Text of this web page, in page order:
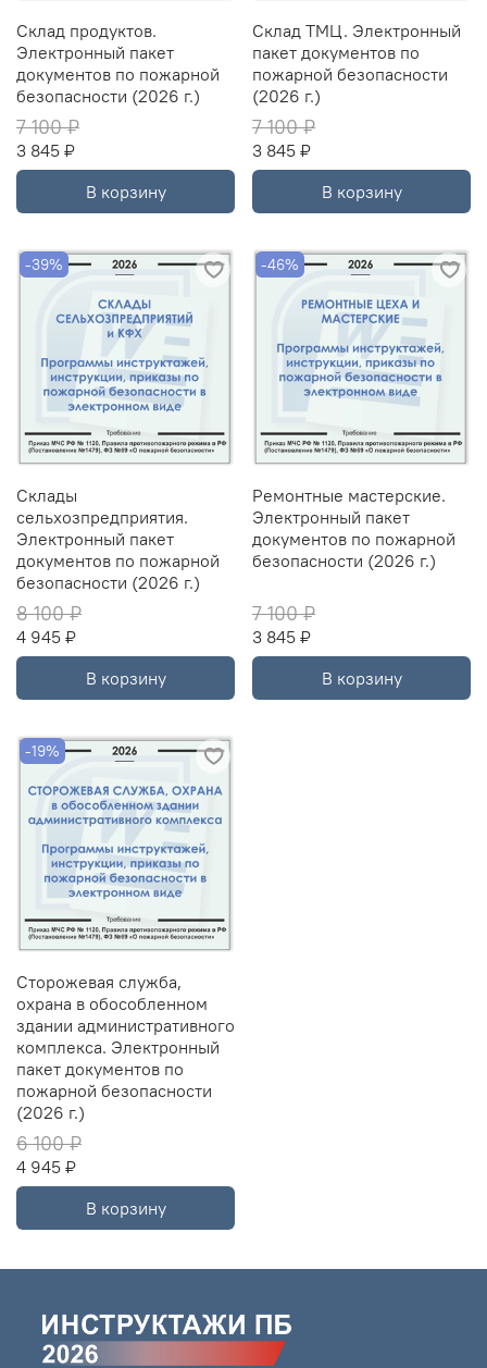
Склад продуктов.
Электронный пакет
документов по пожарной
безопасности (2026 г.)
7 100 ₽
3 845 ₽
В корзину
Склад ТМЦ. Электронный
пакет документов по
пожарной безопасности
(2026 г.)
7 100 ₽
3 845 ₽
В корзину
-39%
Склады
сельхозпредприятия.
Электронный пакет
документов по пожарной
безопасности (2026 г.)
8 100 ₽
4 945 ₽
В корзину
-46%
Ремонтные мастерские.
Электронный пакет
документов по пожарной
безопасности (2026 г.)
7 100 ₽
3 845 ₽
В корзину
-19%
Сторожевая служба,
охрана в обособленном
здании административного
комплекса. Электронный
пакет документов по
пожарной безопасности
(2026 г.)
6 100 ₽
4 945 ₽
В корзину